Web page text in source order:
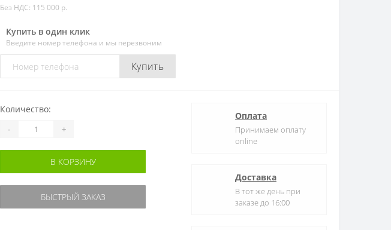
Без НДС: 115 000 р.
Купить в один клик
Введите номер телефона и мы перезвоним
Купить
Количество:
- +
В КОРЗИНУ
БЫСТРЫЙ ЗАКАЗ
Оплата
Принимаем оплату
online
Доставка
В тот же день при
заказе до 16:00